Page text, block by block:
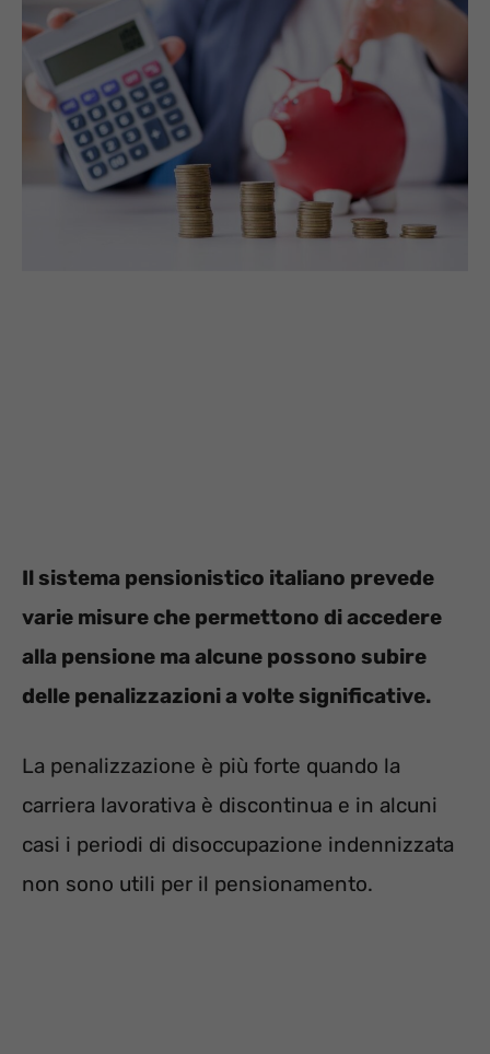
Il sistema pensionistico italiano prevede
varie misure che permettono di accedere
alla pensione ma alcune possono subire
delle penalizzazioni a volte significative.
La penalizzazione è più forte quando la
carriera lavorativa è discontinua e in alcuni
casi i periodi di disoccupazione indennizzata
non sono utili per il pensionamento.